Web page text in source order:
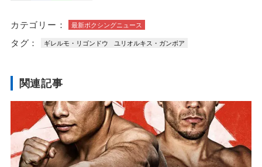
カテゴリー： 最新ボクシングニュース
タグ： ギレルモ・リゴンドウ ユリオルキス・ガンボア
関連記事